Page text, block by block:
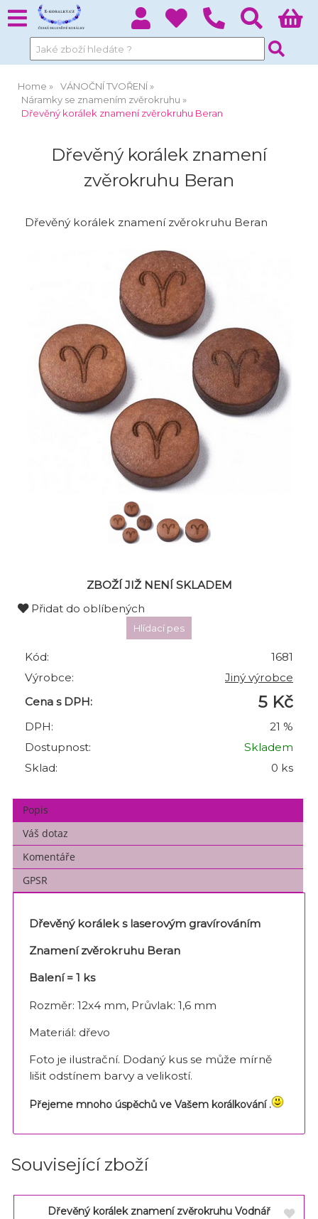
Home
VÁNOČNÍ TVOŘENÍ
Náramky se znamením zvěrokruhu
Dřevěný korálek znamení zvěrokruhu Beran
Dřevěný korálek znamení
zvěrokruhu Beran
Dřevěný korálek znamení zvěrokruhu Beran
ZBOŽÍ JIŽ NENÍ SKLADEM
Přidat do oblíbených
Kód:
1681
Výrobce:
Jiný výrobce
Cena s DPH:
5 Kč
DPH:
21 %
Dostupnost:
Skladem
Sklad:
0 ks
Popis
Váš dotaz
Komentáře
GPSR
Dřevěný korálek s laserovým gravírováním
Znamení zvěrokruhu Beran
Balení = 1 ks
Rozměr: 12x4 mm, Průvlak: 1,6 mm
Materiál: dřevo
Foto je ilustrační. Dodaný kus se může mírně
lišit odstínem barvy a velikostí.
Přejeme mnoho úspěchů ve Vašem korálkování .
Související zboží
Dřevěný korálek znamení zvěrokruhu Vodnář